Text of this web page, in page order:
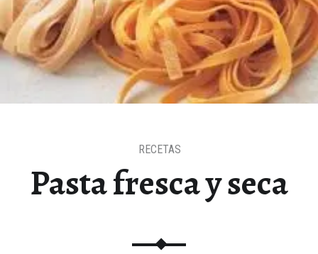
Pasta fresca y seca
RECETAS